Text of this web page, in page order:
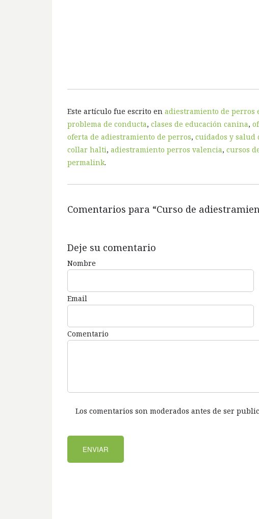
Este artículo fue escrito en adiestramiento de perros
problema de conducta, clases de educación canina,
oferta de adiestramiento de perros, cuidados y salud
collar halti, adiestramiento perros valencia, cursos
permalink.
Comentarios para “Curso de
Deje su comentario
Nombre
Email
Comentario
Los comentarios son moderados antes de ser